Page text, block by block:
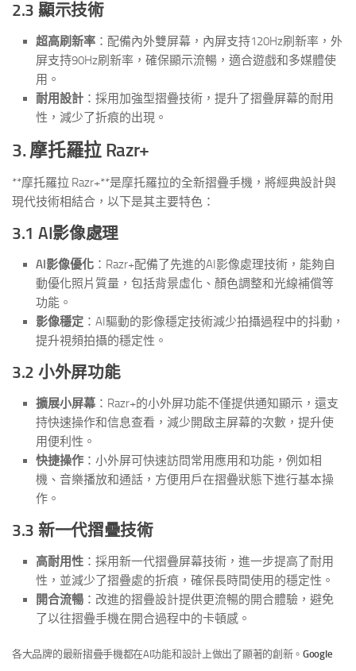
2.3 顯示技術
超高刷新率 ：配備內外雙屏幕，內屏支持120Hz刷新率，外
屏支持90Hz刷新率，確保顯示流暢，適合遊戲和多媒體使
用。
耐用設計 ：採用加強型摺疊技術，提升了摺疊屏幕的耐用
性，減少了折痕的出現。
3. 摩托羅拉 Razr+
**摩托羅拉 Razr+**是摩托羅拉的全新摺疊手機，將經典設計與
現代技術相結合，以下是其主要特色：
3.1 AI影像處理
AI影像優化 ：Razr+配備了先進的AI影像處理技術，能夠自
動優化照片質量，包括背景虛化、顏色調整和光線補償等
功能。
影像穩定 ：AI驅動的影像穩定技術減少拍攝過程中的抖動，
提升視頻拍攝的穩定性。
3.2 小外屏功能
擴展小屏幕 ：Razr+的小外屏功能不僅提供通知顯示，還支
持快速操作和信息查看，減少開啟主屏幕的次數，提升使
用便利性。
快捷操作 ：小外屏可快速訪問常用應用和功能，例如相
機、音樂播放和通話，方便用戶在摺疊狀態下進行基本操
作。
3.3 新一代摺疊技術
高耐用性 ：採用新一代摺疊屏幕技術，進一步提高了耐用
性，並減少了摺疊處的折痕，確保長時間使用的穩定性。
開合流暢 ：改進的摺疊設計提供更流暢的開合體驗，避免
了以往摺疊手機在開合過程中的卡頓感。
各大品牌的最新摺疊手機都在AI功能和設計上做出了顯著的創新。 Google